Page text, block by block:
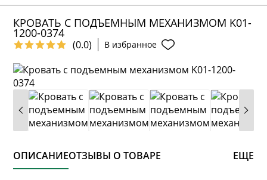
КРОВАТЬ С ПОДЪЕМНЫМ МЕХАНИЗМОМ K01-
1200-0374
(0.0) В избранное
ОПИСАНИЕОТЗЫВЫ О ТОВАРЕ ЕЩЕ